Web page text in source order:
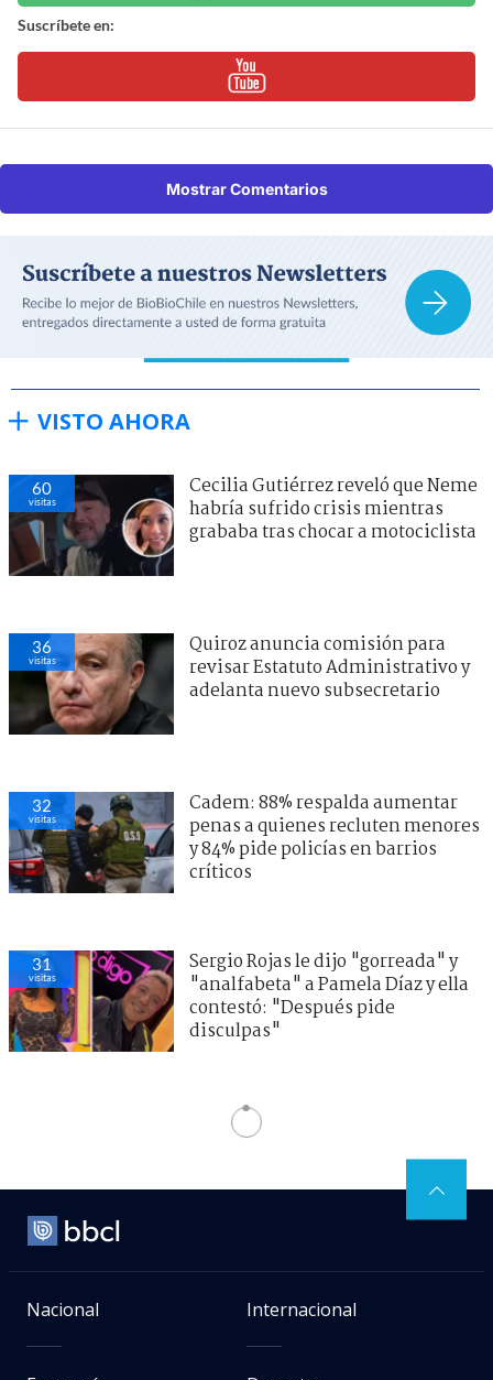
Suscríbete en:
Mostrar Comentarios
VISTO AHORA
60
visitas
Cecilia Gutiérrez reveló que Neme
habría sufrido crisis mientras
grababa tras chocar a motociclista
36
visitas
Quiroz anuncia comisión para
revisar Estatuto Administrativo y
adelanta nuevo subsecretario
32
visitas
Cadem: 88% respalda aumentar
penas a quienes recluten menores
y 84% pide policías en barrios
críticos
31
visitas
Sergio Rojas le dijo "gorreada" y
"analfabeta" a Pamela Díaz y ella
contestó: "Después pide
disculpas"
Nacional Internacional